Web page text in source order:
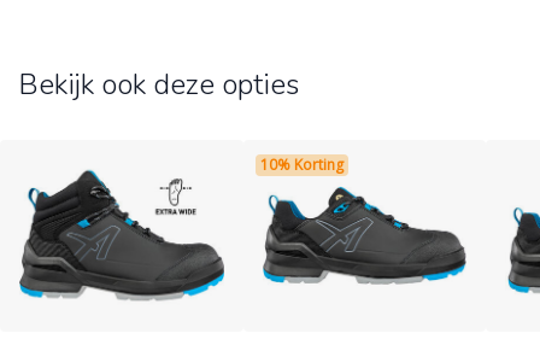
Bekijk ook deze opties
10% Korting